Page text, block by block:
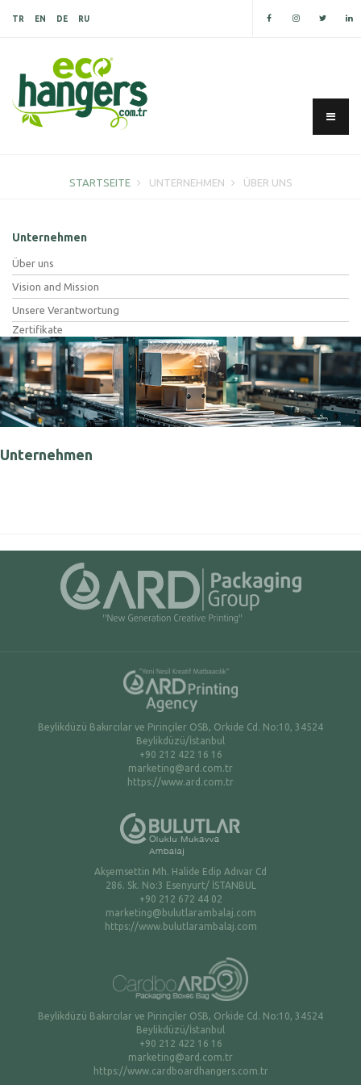
TR EN DE RU
STARTSEITE UNTERNEHMEN ÜBER UNS
Unternehmen
Über uns
Vision and Mission
Unsere Verantwortung
Zertifikate
Unternehmen
Beylikdüzü Bakırcılar ve Pirinçiler OSB, Orkide Cd. No:10, 34524
Beylikdüzü/İstanbul
+90 212 422 16 16
marketing@ard.com.tr
https://www.ard.com.tr
Akşemsettin Mh. Halide Edip Adıvar Cd
286. Sk. No:3 Esenyurt/ İSTANBUL
+90 212 672 44 02
marketing@bulutlarambalaj.com
https://www.bulutlarambalaj.com
Beylikdüzü Bakırcılar ve Pirinçiler OSB, Orkide Cd. No:10, 34524
Beylikdüzü/İstanbul
+90 212 422 16 16
marketing@ard.com.tr
https://www.cardboardhangers.com.tr